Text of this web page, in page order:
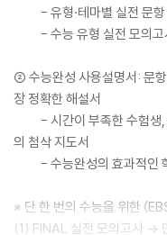
- 유형·테마별 실전 문항
- 수능 유형 실전 모의고
② 수능완성 사용설명서: 문
장 정확한 해설서
- 시간이 부족한 수험생,
의 첨삭 지도서
- 수능완성의 효과적인 학
※ 단 한 번의 수능을 위한 〈
(1) FINAL 실전 모의고사 →